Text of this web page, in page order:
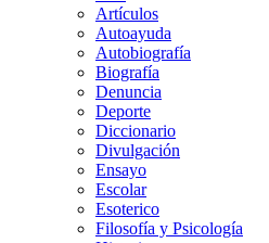
Artículos
Autoayuda
Autobiografía
Biografía
Denuncia
Deporte
Diccionario
Divulgación
Ensayo
Escolar
Esoterico
Filosofía y Psicología